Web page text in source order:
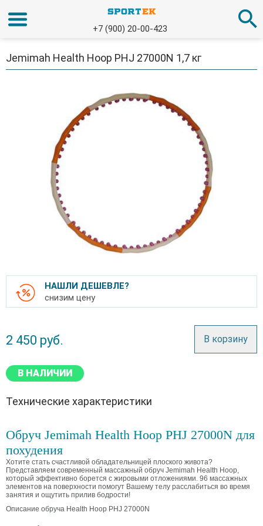
+7 (900) 20-00-423
Jemimah Health Hoop PHJ 27000N 1,7 кг
НАШЛИ ДЕШЕВЛЕ?
снизим цену
2 450 руб. В корзину
В НАЛИЧИИ
Технические характеристики
Обруч Jemimah Health Hoop PHJ 27000N для
похудения
Хотите стать счастливой обладательницей плоского живота?
Представляем современный массажный обруч Jemimah Health Hoop,
который эффективно борется с жировыми отложениями. 96 массажных
элементов на поверхности помогут Вашему телу расслабиться во время
занятия и ощутить прилив бодрости!
Описание обруча Health Hoop PHJ 27000N